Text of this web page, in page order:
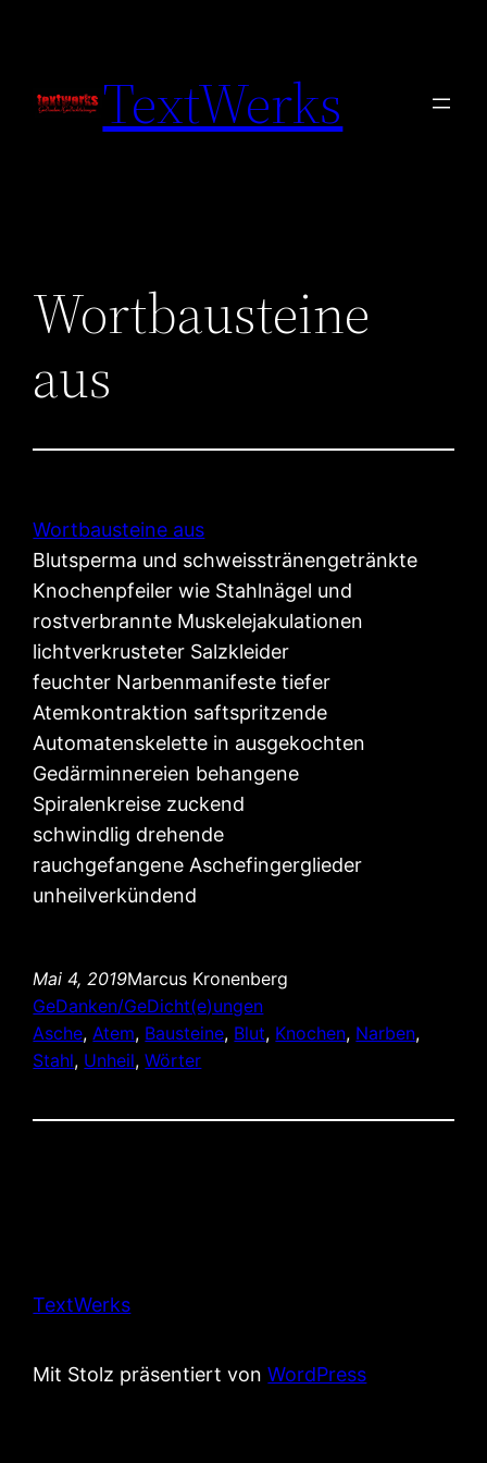
TextWerks
Wortbausteine
aus
Wortbausteine aus
Blutsperma und schweisstränengetränkte
Knochenpfeiler wie Stahlnägel und
rostverbrannte Muskelejakulationen
lichtverkrusteter Salzkleider
feuchter Narbenmanifeste tiefer
Atemkontraktion saftspritzende
Automatenskelette in ausgekochten
Gedärminnereien behangene
Spiralenkreise zuckend
schwindlig drehende
rauchgefangene Aschefingerglieder
unheilverkündend
Mai 4, 2019Marcus Kronenberg
GeDanken/GeDicht(e)ungen
Asche, Atem, Bausteine, Blut, Knochen, Narben
Stahl, Unheil, Wörter
TextWerks
Mit Stolz präsentiert vonWordPress